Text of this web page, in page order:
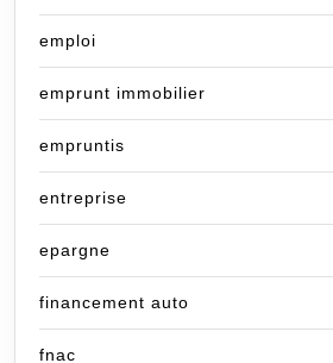
emploi
emprunt immobilier
empruntis
entreprise
epargne
financement auto
fnac